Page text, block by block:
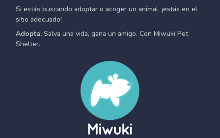
Si estás buscando adoptar o acoger un animal, ¡estás en el
sitio adecuado!
Adopta. Salva una vida, gana un amigo. Con Miwuki Pet
Shelter.